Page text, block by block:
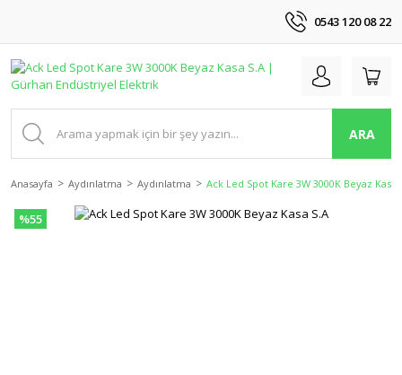
0543 120 08 22
ARA
Anasayfa Aydınlatma Aydınlatma Ack Led Spot Kare 3W 3000K Beyaz Kasa
%55